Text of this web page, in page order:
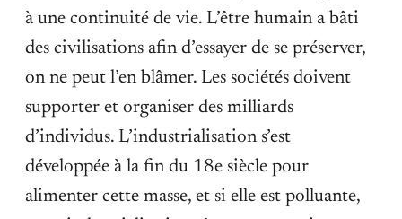
à une continuité de vie. L’être humain a bâti
des civilisations afin d’essayer de se préserver,
on ne peut l’en blâmer. Les sociétés doivent
supporter et organiser des milliards
d’individus. L’industrialisation s’est
développée à la fin du 18e siècle pour
alimenter cette masse, et si elle est polluante,